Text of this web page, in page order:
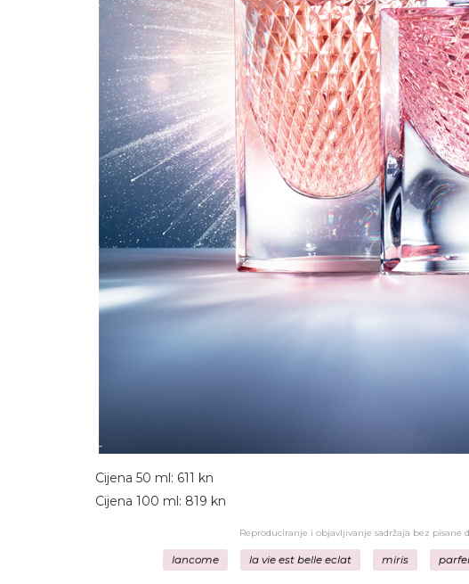
Cijena 50 ml: 611 kn
Cijena 100 ml: 819 kn
Reproduciranje i objavljivanje sadržaja bez
lancome la vie est belle eclat miris